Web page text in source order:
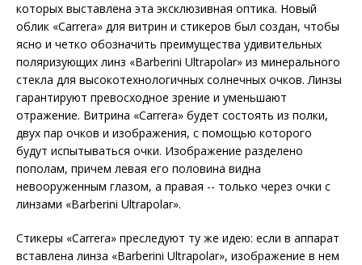
которых выставлена эта эксклюзивная оптика. Новый
облик «Carrera» для витрин и стикеров был создан, чтобы
ясно и четко обозначить преимущества удивительных
поляризующих линз «Barberini Ultrapolar» из минерального
стекла для высокотехнологичных солнечных очков. Линзы
гарантируют превосходное зрение и уменьшают
отражение. Витрина «Carrera» будет состоять из полки,
двух пар очков и изображения, с помощью которого
будут испытываться очки. Изображение разделено
пополам, причем левая его половина видна
невооруженным глазом, а правая -- только через очки с
линзами «Barberini Ultrapolar».
Стикеры «Carrera» преследуют ту же идею: если в аппарат
вставлена линза «Barberini Ultrapolar», изображение в нем